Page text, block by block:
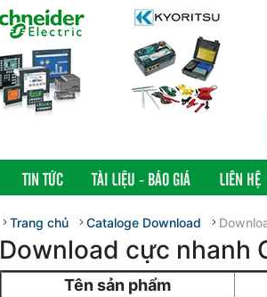
TIN TỨC TÀI LIỆU - BÁO GIÁ LIÊN HỆ
Trang chủ Cataloge Download
Download cực nhanh
Tên sản phẩm